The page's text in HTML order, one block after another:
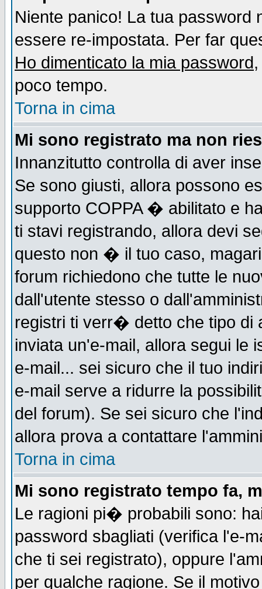
Niente panico! La tua
essere re-impostata. Per far
Ho dimenticato la mia password
poco tempo.
Torna in cima
Mi sono registrato ma non
Innanzitutto controlla di aver
Se sono giusti, allora possono
supporto COPPA � abilitato e
ti stavi registrando, allora devi
questo non � il tuo caso,
forum richiedono che tutte le
dall'utente stesso o
registri ti verr� detto che tipo
inviata un'e-mail, allora segui le
e-mail... sei sicuro che il tuo
e-mail serve a ridurre la
del forum). Se sei sicuro che
allora prova a contattare
Torna in cima
Mi sono registrato tempo fa,
Le ragioni pi� probabili sono:
password sbagliati (verifica l'e-
che ti sei registrato), oppure
per qualche ragione. Se il